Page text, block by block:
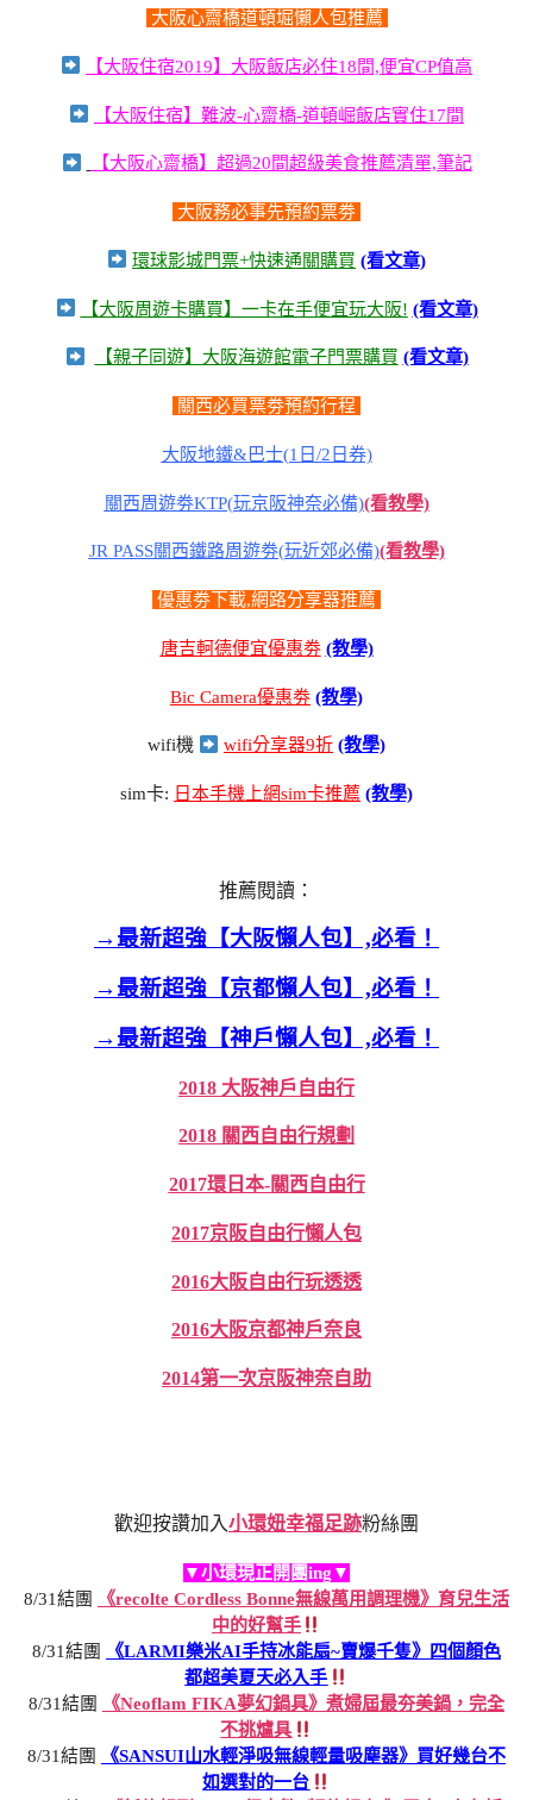
大阪心齋橋道頓堀懶人包推薦
【大阪住宿2019】大阪飯店必住18間,便宜CP值高
【大阪住宿】難波-心齋橋-道頓崛飯店實住17間
【大阪心齋橋】超過20間超級美食推薦清單,筆記
大阪務必事先預約票劵
環球影城門票+快速通關購買 (看文章)
【大阪周遊卡購買】一卡在手便宜玩大阪! (看文章)
【親子同遊】大阪海遊館電子門票購買 (看文章)
關西必買票劵預約行程
大阪地鐵&巴士(1日/2日券)
關西周遊劵KTP(玩京阪神奈必備)(看教學)
JR PASS關西鐵路周遊劵(玩近郊必備)(看教學)
優惠劵下載,網路分享器推薦
唐吉軻德便宜優惠劵 (教學)
Bic Camera優惠劵 (教學)
wifi機 wifi分享器9折 (教學)
sim卡: 日本手機上網sim卡推薦 (教學)
推薦閱讀：
→最新超強【大阪懶人包】,必看！
→最新超強【京都懶人包】,必看！
→最新超強【神戶懶人包】,必看！
2018 大阪神戶自由行
2018 關西自由行規劃
2017環日本-關西自由行
2017京阪自由行懶人包
2016大阪自由行玩透透
2016大阪京都神戶奈良
2014第一次京阪神奈自助
歡迎按讚加入小環妞幸福足跡粉絲團
▼小環現正開團ing▼
8/31結團
《recolte Cordless Bonne無線萬用調理機》育兒生活
中的好幫手
8/31結團
《LARMI樂米AI手持冰能扇~賣爆千隻》四個顏色
都超美夏天必入手
8/31結團
《Neoflam FIKA夢幻鍋具》煮婦屆最夯美鍋，完全
不挑爐具
8/31結團
《SANSUI山水輕淨吸無線輕量吸塵器》買好幾台不
如選對的一台